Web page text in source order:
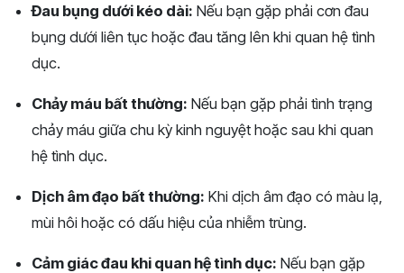
Đau bụng dưới kéo dài: Nếu bạn gặp phải cơn đau
bụng dưới liên tục hoặc đau tăng lên khi quan hệ tình
dục.
Chảy máu bất thường: Nếu bạn gặp phải tình trạng
chảy máu giữa chu kỳ kinh nguyệt hoặc sau khi quan
hệ tình dục.
Dịch âm đạo bất thường: Khi dịch âm đạo có màu lạ,
mùi hôi hoặc có dấu hiệu của nhiễm trùng.
Cảm giác đau khi quan hệ tình dục: Nếu bạn gặp